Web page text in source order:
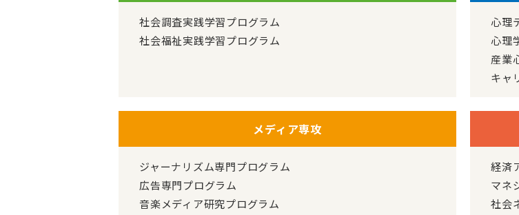
社会調査実践学習プログラム
社会福祉実践学習プログラム
心理
心理
産業
キャ
メディア専攻
ジャーナリズム専門プログラム
広告専門プログラム
音楽メディア研究プログラム
経済
マネ
社会